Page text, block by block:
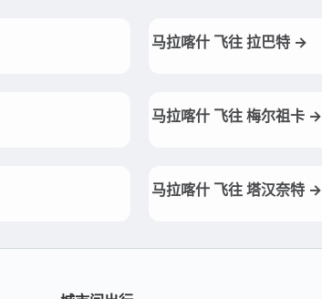
马拉喀什 飞往 拉巴特 →
马拉喀什 飞往 梅尔祖卡 →
马拉喀什 飞往 塔汉奈特 →